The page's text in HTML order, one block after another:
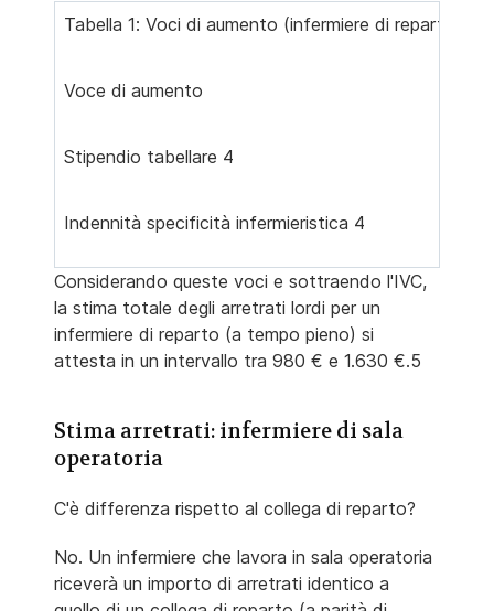
Tabella 1: Voci di aumento (infermiere di reparto)
Voce di aumento
Stipendio tabellare 4
Indennità specificità infermieristica 4
Considerando queste voci e sottraendo l'IVC,
la stima totale degli arretrati lordi per un
infermiere di reparto (a tempo pieno) si
attesta in un intervallo tra 980 € e 1.630 €.5
Stima arretrati: infermiere di sala
operatoria
C'è differenza rispetto al collega di reparto?
No. Un infermiere che lavora in sala operatoria
riceverà un importo di arretrati identico a